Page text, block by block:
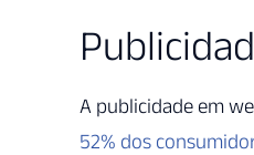
A publicidade em
52% dos